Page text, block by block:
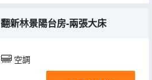
翻新林景陽台房-兩張大床
空調